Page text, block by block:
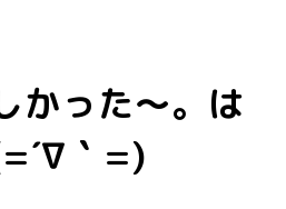
かった～。は
｀=)